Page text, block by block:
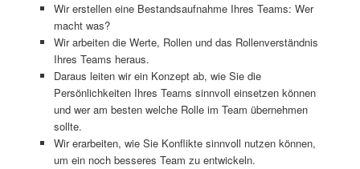
Wir erstellen eine Bestandsaufnahme Ihres Teams: Wer
macht was?
Wir arbeiten die Werte, Rollen und das Rollenverständnis
Ihres Teams heraus.
Daraus leiten wir ein Konzept ab, wie Sie die
Persönlichkeiten Ihres Teams sinnvoll einsetzen können
und wer am besten welche Rolle im Team übernehmen
sollte.
Wir erarbeiten, wie Sie Konflikte sinnvoll nutzen können,
um ein noch besseres Team zu entwickeln.